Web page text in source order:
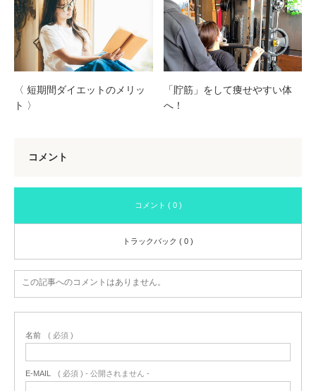
〈 短期間ダイエットのメリッ
ト 〉
「貯筋」をして痩せやすい体
へ！
コメント
コメント ( 0 )
トラックバック ( 0 )
この記事へのコメントはありません。
名前 ( 必須 )
E-MAIL ( 必須 ) - 公開されません -